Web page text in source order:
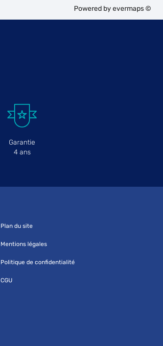
Powered byevermaps ©
Garantie
4 ans
Plan du site
Mentions légales
Politique de confidentialité
CGU